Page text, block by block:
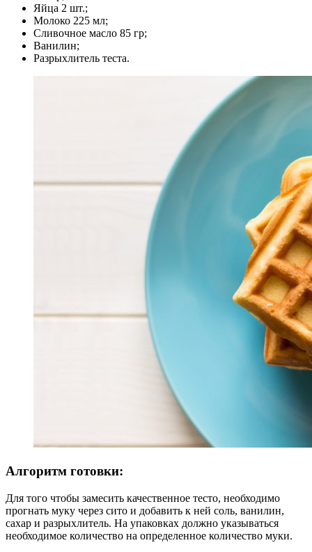
Яйца 2 шт.;
Молоко 225 мл;
Сливочное масло 85 гр;
Ванилин;
Разрыхлитель теста.
Алгоритм готовки:
Для того чтобы замесить качественное тесто, необходимо
прогнать муку через сито и добавить к ней соль, ванилин,
сахар и разрыхлитель. На упаковках должно указываться
необходимое количество на определенное количество муки.